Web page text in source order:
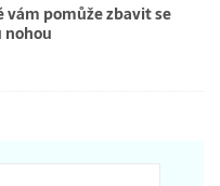
vám pomůže zbavit se